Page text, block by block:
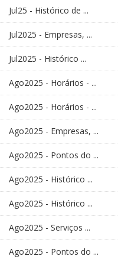
Jul25 - Histórico de ...
Jul2025 - Empresas, ...
Jul2025 - Histórico ...
Ago2025 - Horários - ...
Ago2025 - Horários - ...
Ago2025 - Empresas, ...
Ago2025 - Pontos do ...
Ago2025 - Histórico ...
Ago2025 - Histórico ...
Ago2025 - Serviços ...
Ago2025 - Pontos do ...